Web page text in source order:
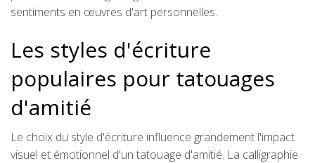
sentiments en œuvres d'art personnelles.
Les styles d'écriture
populaires pour tatouages
d'amitié
Le choix du style d'écriture influence grandement l'impact
visuel et émotionnel d'un tatouage d'amitié. La calligraphie